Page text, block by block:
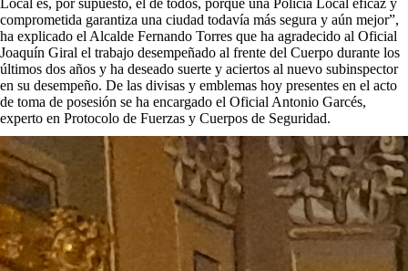
Local es, por supuesto, el de todos, porque una Policía Local eficaz y
comprometida garantiza una ciudad todavía más segura y aún mejor”,
ha explicado el Alcalde Fernando Torres que ha agradecido al Oficial
Joaquín Giral el trabajo desempeñado al frente del Cuerpo durante los
últimos dos años y ha deseado suerte y aciertos al nuevo subinspector
en su desempeño. De las divisas y emblemas hoy presentes en el acto
de toma de posesión se ha encargado el Oficial Antonio Garcés,
experto en Protocolo de Fuerzas y Cuerpos de Seguridad.